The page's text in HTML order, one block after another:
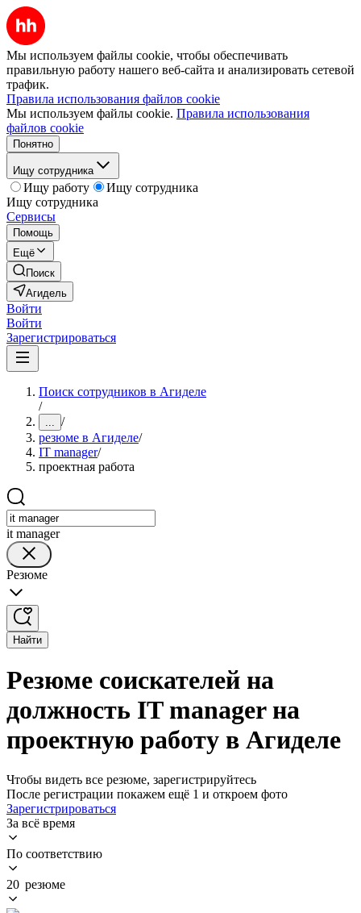
Мы используем файлы cookie, чтобы обеспечивать
правильную работу нашего веб-сайта и анализировать сетевой
трафик.
Правила использования файлов cookie
Мы используем файлы cookie. Правила использования
файлов cookie
Понятно
Ищу сотрудника
Ищу работу
Ищу сотрудника
Ищу сотрудника
Сервисы
Помощь
Ещё
Поиск
Агидель
Войти
Войти
Зарегистрироваться
Поиск сотрудников в Агиделе
/
... /
резюме в Агиделе/
IT manager/
проектная работа
it manager
Резюме
Найти
Резюме соискателей на
должность IT manager на
проектную работу в Агиделе
Чтобы видеть все резюме, зарегистрируйтесь
После регистрации покажем ещё 1 и откроем фото
Зарегистрироваться
За всё время
По соответствию
20 резюме